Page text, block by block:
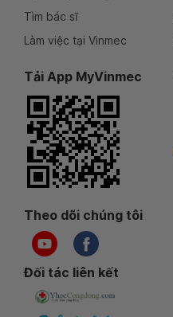
Tìm bác sĩ
Làm việc tại Vinmec
Tải App MyVinmec
Theo dõi chúng tôi
Đối tác liên kết